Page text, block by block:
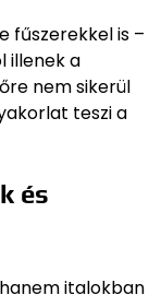
fűszerekkel is –
illenek a
nem sikerül
teszi a
és
italokban